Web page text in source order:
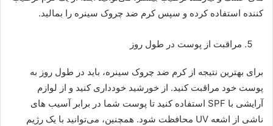
کننده استفاده کرده و سپس کرم ضد چروک سینره را بمالید.
مراقبت از پوست در طول روز
برای بهترین نتیجه از کرم ضد چروک سینره، باید در طول روز به
پوست خود مراقبت کنید. از خورشید خودداری کنید و از لوازم
آرایشی با SPF استفاده کنید تا پوست شما در برابر آسیب های
ناشی از اشعه UV محافظت شود. همچنین، می‌توانید با یک رژیم